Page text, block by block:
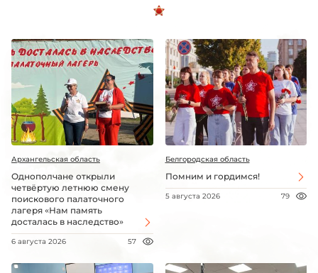
Архангельская область
Однополчане открыли
четвёртую летнюю смену
поискового палаточного
лагеря «Нам память
досталась в наследство»
6 августа 2026 57
Белгородская область
Помним и гордимся!
5 августа 2026 79